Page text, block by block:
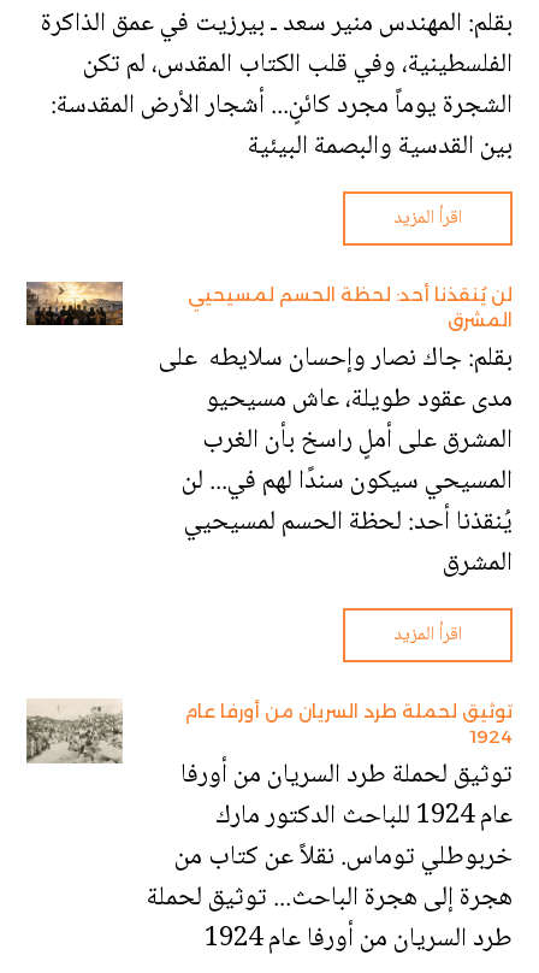
بقلم: المهندس منير سعد ـ بيرزيت في عمق الذاكرة
الفلسطينية، وفي قلب الكتاب المقدس، لم تكن
الشجرة يوماً مجرد كائنٍ... أشجار الأرض المقدسة:
بين القدسية والبصمة البيئية
اقرأ المزيد
لن يُنقذنا أحد: لحظة الحسم لمسيحيي
المشرق
بقلم: جاك نصار وإحسان سلايطه على
مدى عقود طويلة، عاش مسيحيو
المشرق على أملٍ راسخ بأن الغرب
المسيحي سيكون سندًا لهم في... لن
يُنقذنا أحد: لحظة الحسم لمسيحيي
المشرق
اقرأ المزيد
توثيق لحملة طرد السريان من أورفا عام
1924
توثيق لحملة طرد السريان من أورفا
عام 1924 للباحث الدكتور مارك
خربوطلي توماس. نقلاً عن كتاب من
هجرة إلى هجرة الباحث... توثيق لحملة
طرد السريان من أورفا عام 1924